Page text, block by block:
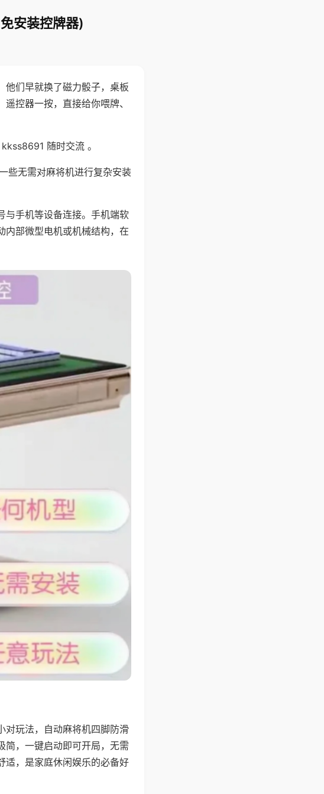
安装控牌器)
他们早就换了磁力骰子，桌板
控器一按，直接给你喂牌、
随时交流 。
些无需对麻将机进行复杂安装
与手机等设备连接。手机端软
内部微型电机或机械结构，在
对玩法，自动麻将机四脚防滑
简，一键启动即可开局，无需
适，是家庭休闲娱乐的必备好